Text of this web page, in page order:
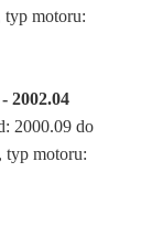
motoru:
2002.04
2000.09 do
typ motoru: